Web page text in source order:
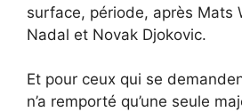
surface, période, après Mats
Nadal et Novak Djokovic.
Et pour ceux qui se
n’a remporté qu’une seule